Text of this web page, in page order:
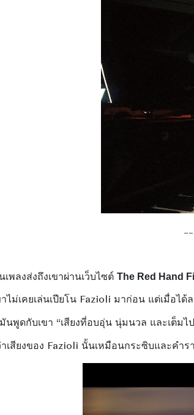
พลงส่งถึงเขาผ่านเว็บไซต์ The Red Hand
ยเล่นเปียโน Fazioli มาก่อน แต่เมื่อได้ล
นพูดกับเขา “เสียงที่อบอุ่น นุ่มนวล และเต็ม
เสียงของ Fazioli นั้นเหมือนกระซิบและคำร